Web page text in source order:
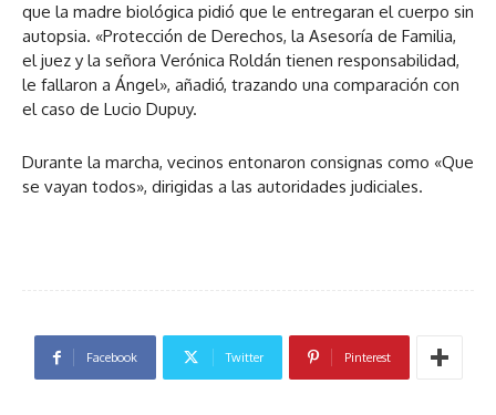
que la madre biológica pidió que le entregaran el cuerpo sin
autopsia. «Protección de Derechos, la Asesoría de Familia,
el juez y la señora Verónica Roldán tienen responsabilidad,
le fallaron a Ángel», añadió, trazando una comparación con
el caso de Lucio Dupuy.
Durante la marcha, vecinos entonaron consignas como «Que
se vayan todos», dirigidas a las autoridades judiciales.
Facebook Twitter Pinterest